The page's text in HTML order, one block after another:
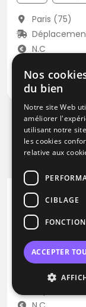
Paris (75)
N.C
Promotion
DJ
Sergio
Disco Dance
Paris 5 (75)
Nos
du bien
Notre site Web
améliorer
utilisant notre
les cookies
relative aux
CIBLAGE
ACCEPTER